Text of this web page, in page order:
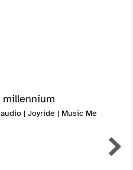
millennium
| Joyride | Music Me